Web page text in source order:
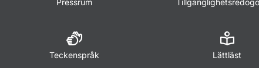
Pressrum
Teckenspråk Lättläst